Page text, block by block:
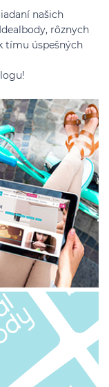
našich
rôznych
tímu úspešných